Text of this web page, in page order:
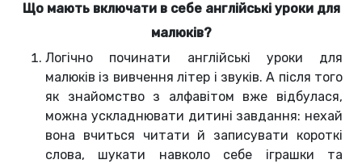
Що мають включати в себе англійські уроки для
малюків?
Логічно починати англійські уроки для
малюків із вивчення літер і звуків. А після того
як знайомство з алфавітом вже відбулася,
можна ускладнювати дитині завдання: нехай
вона вчиться читати й записувати короткі
слова, шукати навколо себе іграшки та